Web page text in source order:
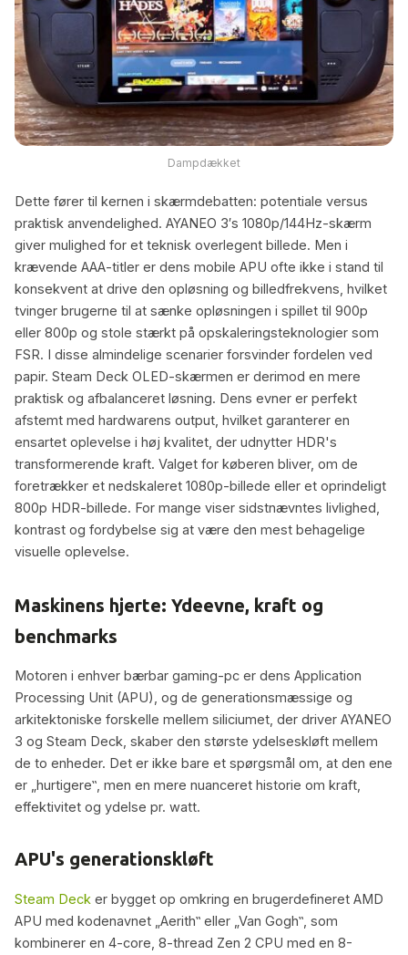
Dampdækket
Dette fører til kernen i skærmdebatten: potentiale versus
praktisk anvendelighed. AYANEO 3′s 1080p/144Hz-skærm
giver mulighed for et teknisk overlegent billede. Men i
krævende AAA-titler er dens mobile APU ofte ikke i stand til
konsekvent at drive den opløsning og billedfrekvens, hvilket
tvinger brugerne til at sænke opløsningen i spillet til 900p
eller 800p og stole stærkt på opskaleringsteknologier som
FSR. I disse almindelige scenarier forsvinder fordelen ved
papir. Steam Deck OLED-skærmen er derimod en mere
praktisk og afbalanceret løsning. Dens evner er perfekt
afstemt med hardwarens output, hvilket garanterer en
ensartet oplevelse i høj kvalitet, der udnytter HDR's
transformerende kraft. Valget for køberen bliver, om de
foretrækker et nedskaleret 1080p-billede eller et oprindeligt
800p HDR-billede. For mange viser sidstnævntes livlighed,
kontrast og fordybelse sig at være den mest behagelige
visuelle oplevelse.
Maskinens hjerte: Ydeevne, kraft og
benchmarks
Motoren i enhver bærbar gaming-pc er dens Application
Processing Unit (APU), og de generationsmæssige og
arkitektoniske forskelle mellem siliciumet, der driver AYANEO
3 og Steam Deck, skaber den største ydelseskløft mellem
de to enheder. Det er ikke bare et spørgsmål om, at den ene
er „hurtigere‟, men en mere nuanceret historie om kraft,
effektivitet og ydelse pr. watt.
APU's generationskløft
Steam Deck er bygget op omkring en brugerdefineret AMD
APU med kodenavnet „Aerith‟ eller „Van Gogh‟, som
kombinerer en 4-core, 8-thread Zen 2 CPU med en 8-